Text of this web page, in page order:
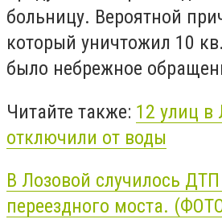
больницу. Вероятной
который уничтожил 10
было небрежное
Читайте также: 12 улиц в
отключили от воды
В Лозовой случилось
переездного моста.